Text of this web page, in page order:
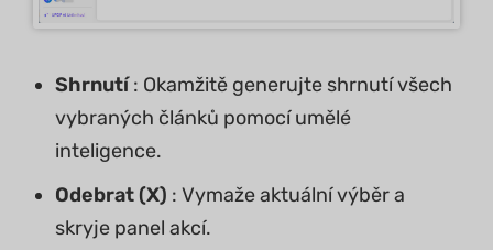
Shrnutí: Okamžitě generujte shrnutí všech
vybraných článků pomocí umělé
inteligence.
Odebrat (X) : Vymaže aktuální výběr a
skryje panel akcí.